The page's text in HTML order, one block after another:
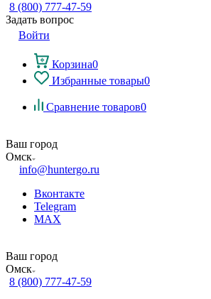
8 (800) 777-47-59
Задать вопрос
Войти
Корзина0
Избранные товары0
Сравнение товаров0
Ваш город
Омск
info@huntergo.ru
Вконтакте
Telegram
MAX
Ваш город
Омск
8 (800) 777-47-59